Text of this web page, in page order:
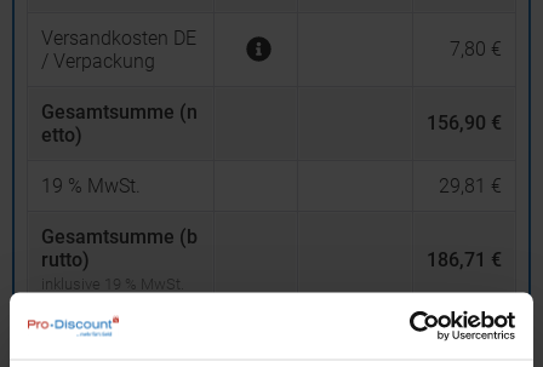
Versandkosten DE
/ Verpackung
7,80 €
Gesamtsumme (n
etto)
156,90 €
19 % MwSt. 29,81 €
Gesamtsumme (b
rutto)
inklusive 19 % MwSt.
186,71 €
netto